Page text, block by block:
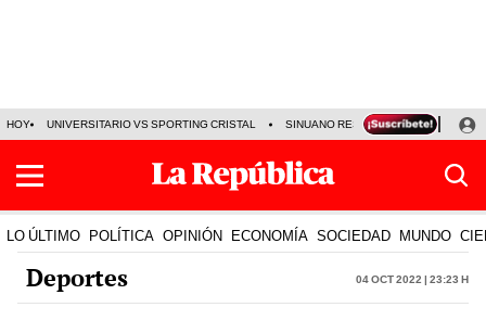
HOY UNIVERSITARIO VS SPORTING CRISTAL SINUANO RESULTADOS HOY
LO ÚLTIMO POLÍTICA OPINIÓN ECONOMÍA SOCIEDAD MUNDO
Deportes 04 Oct 2022 | 23:23 h